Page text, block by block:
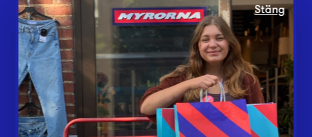
Webbshop
Butiker
Lämna in
Vårt överskott
Stäng